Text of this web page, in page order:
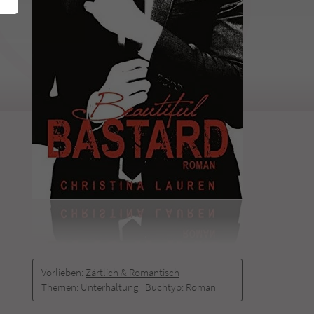
Vorlieben: Zärtlich & Romantisch
Themen: Unterhaltung Buchtyp: Roman